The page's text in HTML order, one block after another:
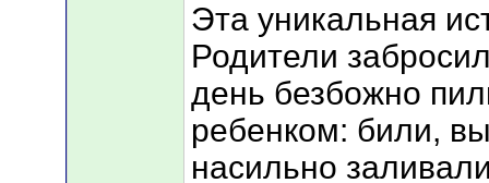
Эта уникальная
Родители
день безбожно
ребенком: били,
насильно